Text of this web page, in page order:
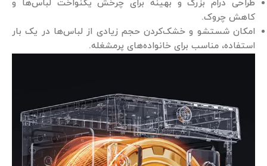
طراحی درام بزرگ و بهینه برای چرخش یکنواخت لباس‌ها و
کاهش چروک.
امکان شستشو و خشک‌کردن حجم زیادی از لباس‌ها در یک بار
استفاده، مناسب برای خانواده‌های پرمشغله.